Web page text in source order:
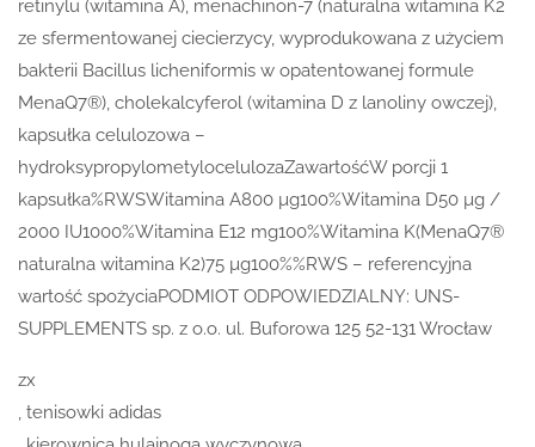
retinylu (witamina A), menachinon-7 (naturalna witamina K2
ze sfermentowanej ciecierzycy, wyprodukowana z użyciem
bakterii Bacillus licheniformis w opatentowanej formule
MenaQ7®), cholekalcyferol (witamina D z lanoliny owczej),
kapsułka celulozowa –
hydroksypropylometylocelulozaZawartośćW porcji 1
kapsułka%RWSWitamina A800 µg100%Witamina D50 µg /
2000 IU1000%Witamina E12 mg100%Witamina K(MenaQ7®
naturalna witamina K2)75 µg100%%RWS – referencyjna
wartość spożyciaPODMIOT ODPOWIEDZIALNY: UNS-
SUPPLEMENTS sp. z o.o. ul. Buforowa 125 52-131 Wrocław
zx
, tenisowki adidas